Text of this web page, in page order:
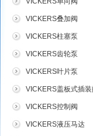
VICKERS叠加阀
VICKERS柱塞泵
VICKERS齿轮泵
VICKERS叶片泵
VICKERS盖板式插装
VICKERS控制阀
VICKERS液压马达